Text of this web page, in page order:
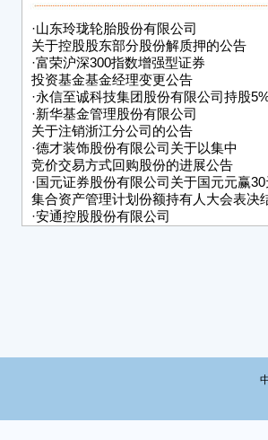
·山东玲珑轮胎股份有限公司
关于控股股东部分股份解质押的公告
·富荣沪深300指数增强型证券
投资基金基金经理变更公告
·永信至诚科技集团股份有限公司持股
·新华基金管理股份有限公司
关于注销浙江分公司的公告
·德才装饰股份有限公司关于以集中
竞价交易方式回购股份的进展公告
· 国元证券股份有限公司关于国元元赢
集合资产管理计划份额持有人大会表决
·安通控股股份有限公司